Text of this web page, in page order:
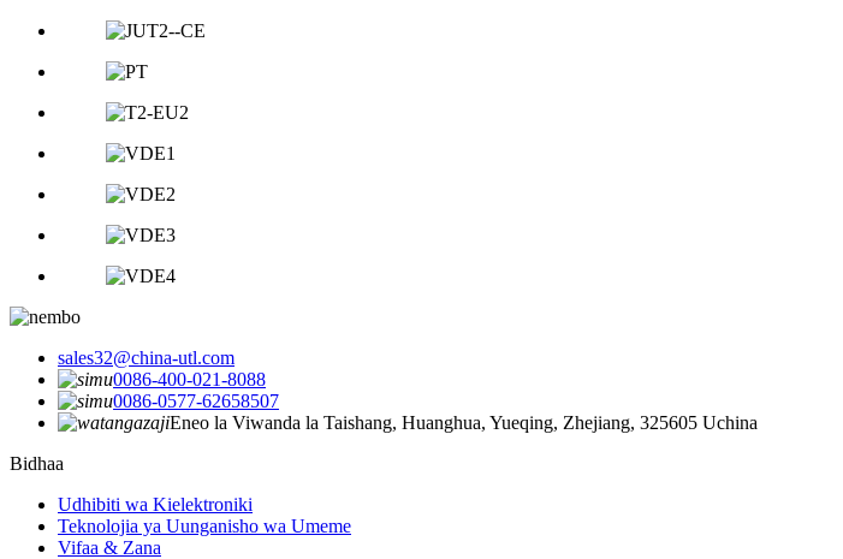
sales32@china-utl.com
0086-400-021-8088
0086-0577-62658507
Eneo la Viwanda la Taishang, Huanghua, Yueqing, Zhejiang, 325605 Uchina
Bidhaa
Udhibiti wa Kielektroniki
Teknolojia ya Uunganisho wa Umeme
Vifaa & Zana